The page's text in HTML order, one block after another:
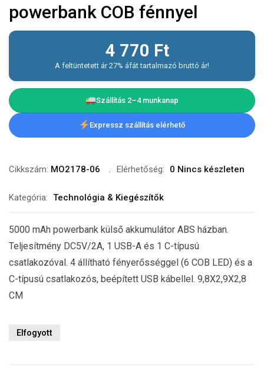
powerbank COB fénnyel
4 770 Ft
A feltüntetett ár 27% áfát tartalmazó bruttó ár!
Szállítás 2–4 munkanap
Expressz szállítás elérhető
Cikkszám: MO2178-06 Elérhetőség: 0 Nincs készleten
Kategória: Technológia & Kiegészítők
5000 mAh powerbank külső akkumulátor ABS házban.
Teljesítmény DC5V/2A, 1 USB-A és 1 C-típusú
csatlakozóval. 4 állítható fényerősséggel (6 COB LED) és a
C-típusú csatlakozós, beépített USB kábellel. 9,8X2,9X2,8
CM
Elfogyott